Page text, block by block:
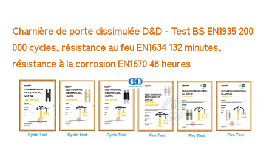
Charnière de porte dissimulée D&D - Test BS EN1935 200
000 cycles, résistance au feu EN1634 132 minutes,
résistance à la corrosion EN1670 48 heures